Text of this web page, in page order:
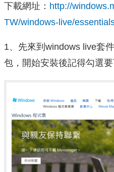
下載網址： http://
TW/windows-live/
1、先來到windows live套
包，開始安裝後記得勾選